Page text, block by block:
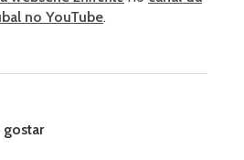
no YouTube.